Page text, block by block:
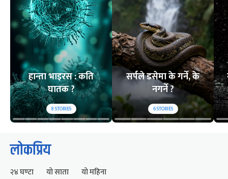
हान्ता भाइरस : कति
घातक ?
8STORIES
सर्पले डसेमा के गर्ने, के
नगर्ने ?
6STORIES
लोकप्रिय
२४ घण्टा यो साता यो महिना